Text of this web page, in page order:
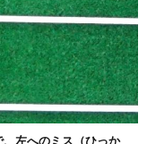
左へのミス（ひっか